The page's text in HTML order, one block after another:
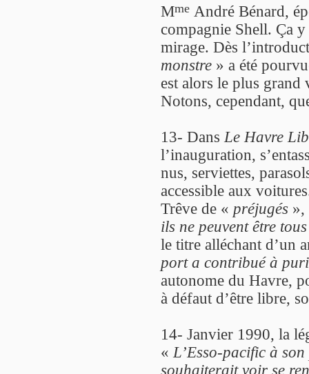
Mme André Bénard,
compagnie Shell. Ça
mirage. Dès
monstre » a été
est alors le plus
Notons, cependant,
13- Dans Le Havre
l’inauguration,
nus, serviettes,
accessible aux
Trêve de « préjugés »,
ils ne peuvent être
le titre alléchant d’un
port a contribué à
autonome du Havre,
à défaut d’être libre,
14- Janvier 1990, la
« L’Esso-pacific à
souhaiterait voir se